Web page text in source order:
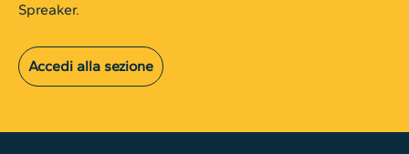
Spreaker.
Accedi alla sezione